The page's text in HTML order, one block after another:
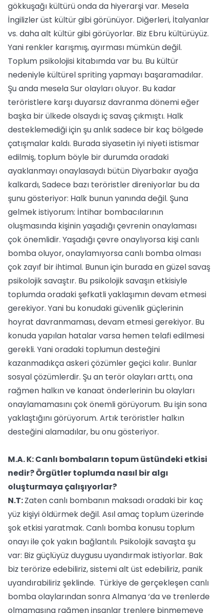
gökkuşağı kültürü onda da hiyerarşi var. Mesela
İngilizler üst kültür gibi görünüyor. Diğerleri, İtalyanlar
vs. daha alt kültür gibi görüyorlar. Biz Ebru kültürüyüz.
Yani renkler karışmış, ayırması mümkün değil.
Toplum psikolojisi kitabımda var bu. Bu kültür
nedeniyle kültürel spriting yapmayı başaramadılar.
Şu anda mesela Sur olayları oluyor. Bu kadar
teröristlere karşı duyarsız davranma dönemi eğer
başka bir ülkede olsaydı iç savaş çıkmıştı. Halk
desteklemediği için şu anlık sadece bir kaç bölgede
çatışmalar kaldı. Burada siyasetin iyi niyeti istismar
edilmiş, toplum böyle bir durumda oradaki
ayaklanmayı onaylasaydı bütün Diyarbakır ayağa
kalkardı, Sadece bazı teröristler direniyorlar bu da
şunu gösteriyor: Halk bunun yanında değil. Şuna
gelmek istiyorum: İntihar bombacılarının
oluşmasında kişinin yaşadığı çevrenin onaylaması
çok önemlidir. Yaşadığı çevre onaylıyorsa kişi canlı
bomba oluyor, onaylamıyorsa canlı bomba olması
çok zayıf bir ihtimal. Bunun için burada en güzel savaş
psikolojik savaştır. Bu psikolojik savaşın etkisiyle
toplumda oradaki şefkatli yaklaşımın devam etmesi
gerekiyor. Yani bu konudaki güvenlik güçlerinin
hoyrat davranmaması, devam etmesi gerekiyor. Bu
konuda yapılan hatalar varsa hemen telafi edilmesi
gerekli. Yani oradaki toplumun desteğini
kazanmadıkça askeri çözümler geçici kalır. Bunlar
sosyal çözümlerdir. Şu an terör olayları arttı, ona
rağmen halkın ve kanaat önderlerinin bu olayları
onaylamamasını çok önemli görüyorum. Bu işin sona
yaklaştığını görüyorum. Artık teröristler halkın
desteğini alamadılar, bu onu gösteriyor.
M.A. K: Canlı bombaların topum üstündeki etkisi
nedir? Örgütler toplumda nasıl bir algı
oluşturmaya çalışıyorlar?
N.T:Zaten canlı bombanın maksadı oradaki bir kaç
yüz kişiyi öldürmek değil. Asıl amaç toplum üzerinde
şok etkisi yaratmak. Canlı bomba konusu toplum
onayı ile çok yakın bağlantılı. Psikolojik savaşta şu
var: Biz güçlüyüz duygusu uyandırmak istiyorlar. Bak
biz terörize edebiliriz, sistemi alt üst edebiliriz, panik
uyandırabiliriz şeklinde. Türkiye de gerçekleşen canlı
bomba olaylarından sonra Almanya ‘da ve trenlerde
olmamasına rağmen insanlar trenlere binmemeye